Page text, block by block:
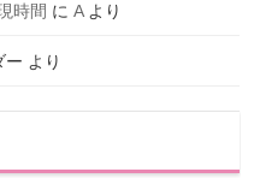
時間 にAより
ー より